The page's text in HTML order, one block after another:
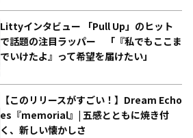
Littyインタビュー 「Pull Up」のヒット
で話題の注目ラッパー 「『私でもここま
でいけたよ』って希望を届けたい」
【このリリースがすごい！】Dream Echo
es『memorial』| 五感とともに焼き付
く、新しい懐かしさ